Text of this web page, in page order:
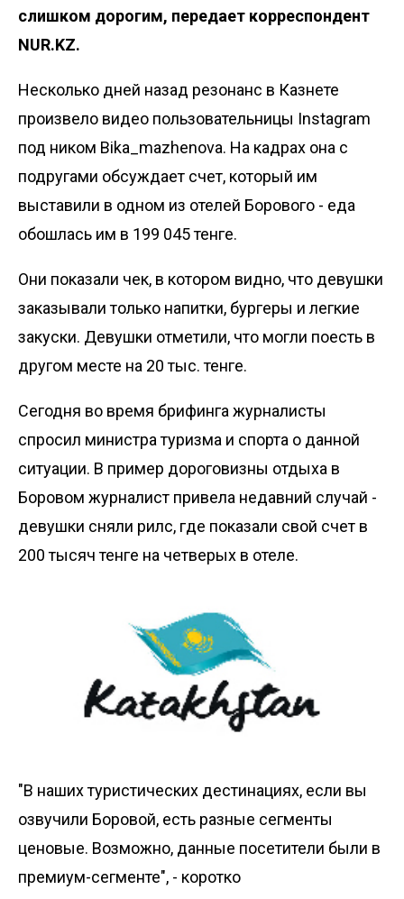
слишком дорогим, передает корреспондент
NUR.KZ.
Несколько дней назад резонанс в Казнете
произвело видео пользовательницы Instagram
под ником Вika_mazhenova. На кадрах она с
подругами обсуждает счет, который им
выставили в одном из отелей Борового - еда
обошлась им в 199 045 тенге.
Они показали чек, в котором видно, что девушки
заказывали только напитки, бургеры и легкие
закуски. Девушки отметили, что могли поесть в
другом месте на 20 тыс. тенге.
Сегодня во время брифинга журналисты
спросил министра туризма и спорта о данной
ситуации. В пример дороговизны отдыха в
Боровом журналист привела недавний случай -
девушки сняли рилс, где показали свой счет в
200 тысяч тенге на четверых в отеле.
"В наших туристических дестинациях, если вы
озвучили Боровой, есть разные сегменты
ценовые. Возможно, данные посетители были в
премиум-сегменте", - коротко